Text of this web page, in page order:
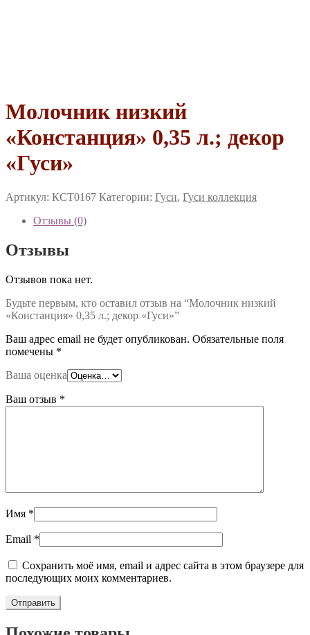
Молочник низкий
«Констанция» 0,35 л.; декор
«Гуси»
Артикул: КСТ0167 Категории: Гуси, Гуси коллекция
Отзывы (0)
Отзывы
Отзывов пока нет.
Будьте первым, кто оставил отзыв на “Молочник низкий
«Констанция» 0,35 л.; декор «Гуси»”
Ваш адрес email не будет опубликован. Обязательные поля
помечены *
Ваша оценка
Ваш отзыв *
Имя *
Email *
Сохранить моё имя, email и адрес сайта в этом браузере для
последующих моих комментариев.